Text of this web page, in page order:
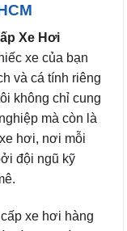
Xe Hơi
xe của bạn
và cá tính riêng
không chỉ cung
mà còn là
hơi, nơi mỗi
đội ngũ kỹ
xe hơi hàng